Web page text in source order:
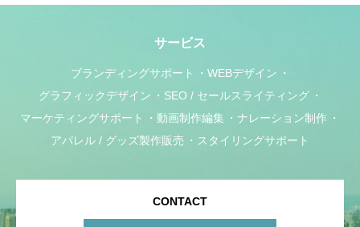
サービス
ブランディングサポート
WEBデザイン
グラフィックデザイン
SEO / セールスライティング
マーケティングサポート
動画制作編集
ナレーション制作
アパレル / グッズ製作販売
スタイリングサポート
CONTACT